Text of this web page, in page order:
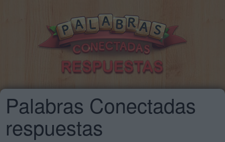
Palabras Conectadas
respuestas